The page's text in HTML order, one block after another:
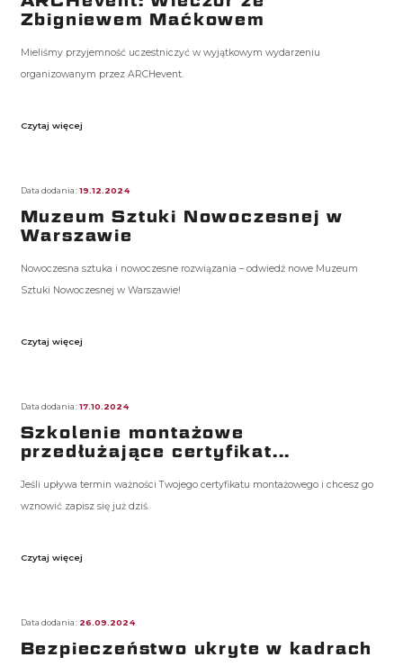
Zbigniewem Maćkowem
Mieliśmy przyjemność uczestniczyć w wyjątkowym wydarzeniu
organizowanym przez ARCHevent.
Czytaj więcej
Data dodania:19.12.2024
Muzeum Sztuki Nowoczesnej w
Warszawie
Nowoczesna sztuka i nowoczesne rozwiązania – odwiedź nowe Muzeum
Sztuki Nowoczesnej w Warszawie!
Czytaj więcej
Data dodania:17.10.2024
Szkolenie montażowe
przedłużające certyfikat...
Jeśli upływa termin ważności Twojego certyfikatu montażowego i chcesz go
wznowić zapisz się już dziś.
Czytaj więcej
Data dodania: 26.09.2024
Bezpieczeństwo ukryte w kadrach